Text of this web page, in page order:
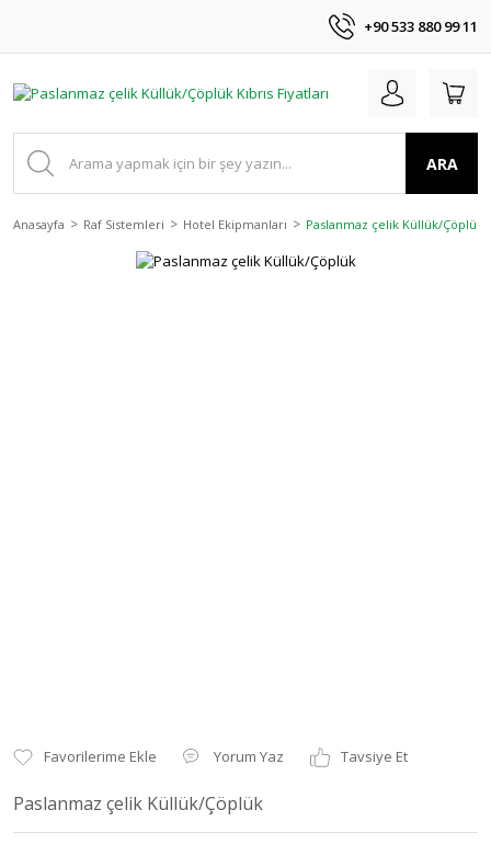
+90 533 880 99 11
ARA
Anasayfa Raf Sistemleri Hotel Ekipmanları Paslanmaz çelik Küllük/Çöplük
Yorum Yaz Tavsiye Et
Paslanmaz çelik Küllük/Çöplük